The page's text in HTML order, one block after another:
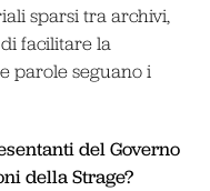
sparsi tra archivi,
facilitare la
parole seguano i
del Governo
della Strage?